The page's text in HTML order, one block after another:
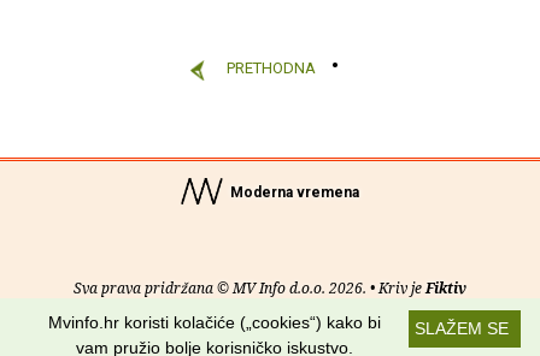
PRETHODNA
Moderna vremena
Sva prava pridržana © MV Info d.o.o. 2026. • Kriv jeFiktiv
Uvjeti korištenja RSS kanaliSLAŽEM SE
Mvinfo.hr koristi kolačiće („cookies“) kako bi
vam pružio bolje korisničko iskustvo.